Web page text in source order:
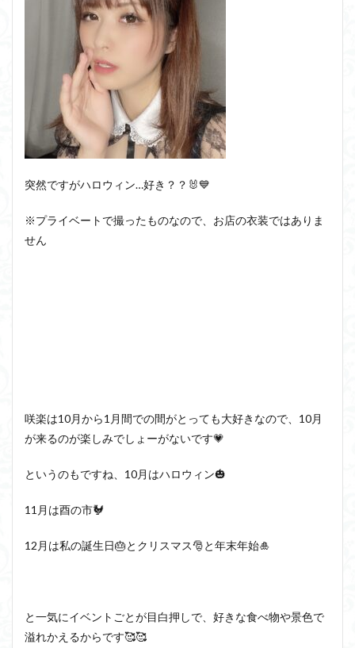
突然ですがハロウィン…好き？？🐰💙
※プライベートで撮ったものなので、お店の衣装ではありま
せん
咲楽は10月から1月間での間がとっても大好きなので、10月
が来るのが楽しみでしょーがないです💗
というのもですね、10月はハロウィン🎃
11月は酉の市🐓
12月は私の誕生日🎂とクリスマス🎅と年末年始🎍
と一気にイベントごとが目白押しで、好きな食べ物や景色で
溢れかえるからです🥰🥰